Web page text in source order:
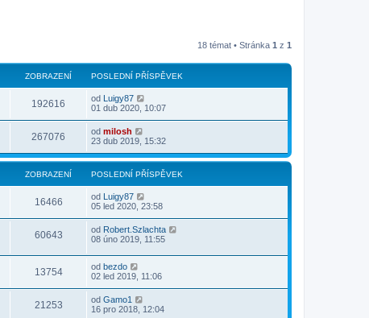
18 témat • Stránka 1 z 1
ZOBRAZENÍ POSLEDNÍ PŘÍSPĚVEK
192616 od Luigy87
01 dub 2020, 10:07
267076 od milosh
23 dub 2019, 15:32
ZOBRAZENÍ POSLEDNÍ PŘÍSPĚVEK
16466 od Luigy87
05 led 2020, 23:58
60643 od Robert.Szlachta
08 úno 2019, 11:55
13754 od bezdo
02 led 2019, 11:06
21253 od Gamo1
16 pro 2018, 12:04